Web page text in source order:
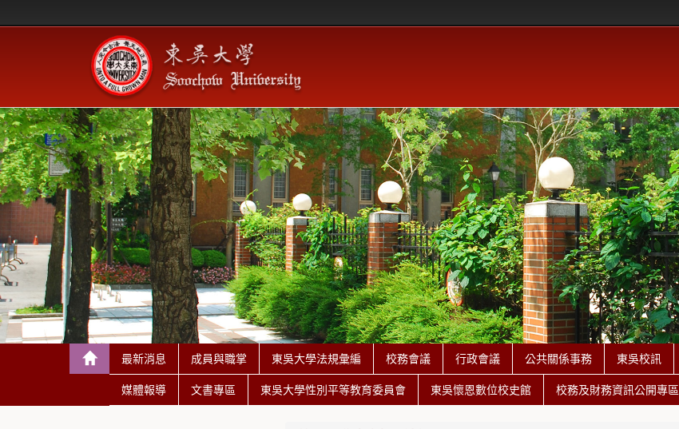
最新消息 成員與職掌 東吳大學法規彙編 校務會議 行政會議 公共關係事務 東吳校訊
媒體報導 文書專區 東吳大學性別平等教育委員會 東吳懷恩數位校史館 校務及財務資訊公開專區